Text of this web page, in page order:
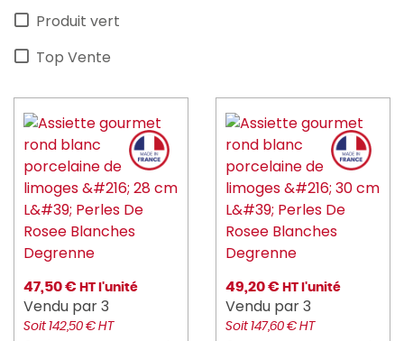
Produit vert
Top Vente
47,50 € HT l'unité
Vendu par 3
Soit 142,50 € HT
49,20 € HT l'unité
Vendu par 3
Soit 147,60 € HT